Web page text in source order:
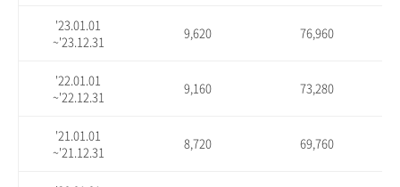
'23.01.01
~'23.12.31
9,620 76,960
'22.01.01
~'22.12.31
9,160 73,280
'21.01.01
~'21.12.31
8,720 69,760